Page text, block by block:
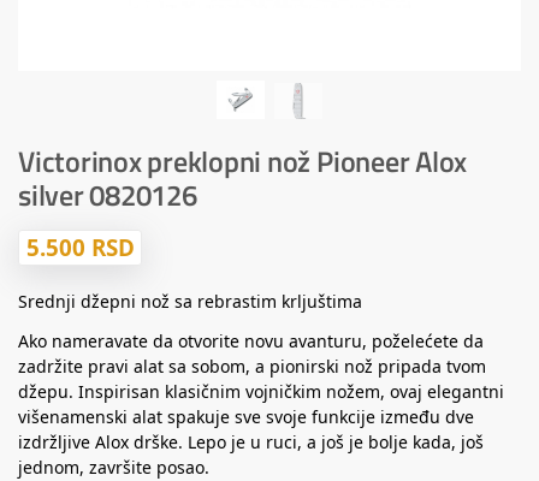
Victorinox preklopni nož Pioneer Alox
silver 0820126
5.500 RSD
Srednji džepni nož sa rebrastim krljuštima
Ako nameravate da otvorite novu avanturu, poželećete da
zadržite pravi alat sa sobom, a pionirski nož pripada tvom
džepu. Inspirisan klasičnim vojničkim nožem, ovaj elegantni
višenamenski alat spakuje sve svoje funkcije između dve
izdržljive Alox drške. Lepo je u ruci, a još je bolje kada, još
jednom, završite posao.